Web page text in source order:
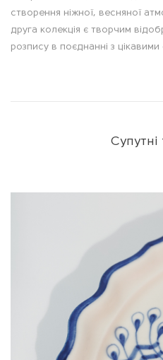
створення ніжної, весняної
друга колекція є творчим
розпису в поєднанні з
Супутні